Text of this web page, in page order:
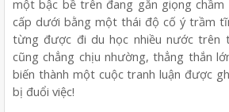
một bậc bề trên đang gằn giọng chầm
cấp dưới bằng một thái độ cố ý trầm
từng được đi du học nhiều nước trên
cũng chẳng chịu nhường, thẳng thắn
biến thành một cuộc tranh luận được
bị đuổi việc!